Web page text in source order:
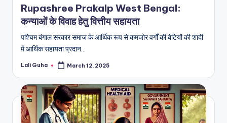
Rupashree Prakalp West Bengal:
कन्याओं के विवाह हेतु वित्तीय सहायता
पश्चिम बंगाल सरकार समाज के आर्थिक रूप से कमजोर वर्गों की बेटियों की शादी
में आर्थिक सहायता प्रदान…
Posted
Lali Guha March 12, 2025